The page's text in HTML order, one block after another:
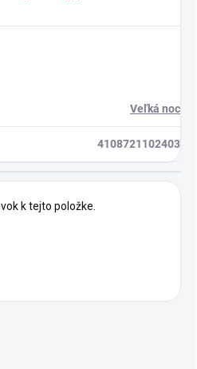
Veľká noc
4108721102403
k tejto položke.